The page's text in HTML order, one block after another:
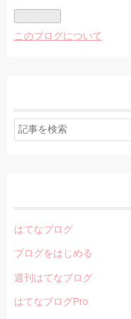
このブログについて
はてなブログ
ブログをはじめる
週刊はてなブログ
はてなブログPro